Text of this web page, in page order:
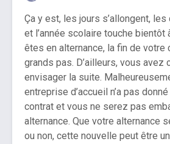
Ça y est, les jours s’allongent, les
et l’année scolaire touche bientôt
êtes en alternance, la fin de votre
grands pas. D’ailleurs, vous avez
envisager la suite.
entreprise d’accueil n’a pas
contrat et vous ne serez pas
alternance. Que votre alternance
ou non, cette nouvelle peut être